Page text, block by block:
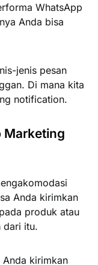
WhatsApp
Anda bisa
jenis pesan
Di mana kita
notification.
Marketing
Anda kirimkan
produk atau
dari itu.
kirimkan